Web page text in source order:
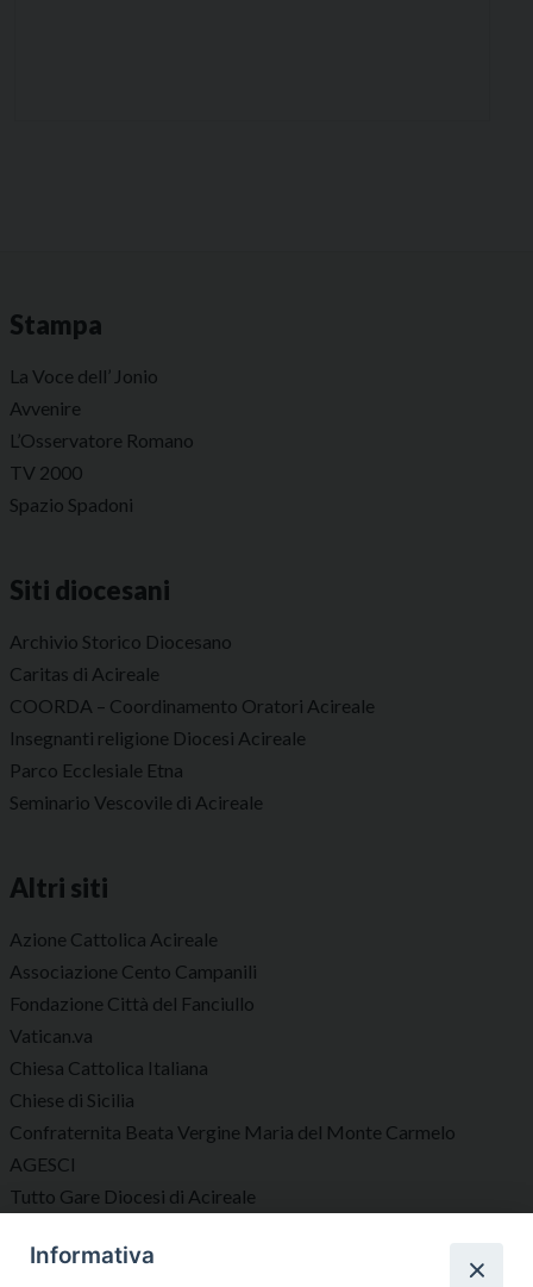
Stampa
La Voce dell’ Jonio
Avvenire
L’Osservatore Romano
TV 2000
Spazio Spadoni
Siti diocesani
Archivio Storico Diocesano
Caritas di Acireale
COORDA – Coordinamento Oratori Acireale
Insegnanti religione Diocesi Acireale
Parco Ecclesiale Etna
Seminario Vescovile di Acireale
Altri siti
Azione Cattolica Acireale
Associazione Cento Campanili
Fondazione Città del Fanciullo
Vatican.va
Chiesa Cattolica Italiana
Chiese di Sicilia
Confraternita Beata Vergine Maria del Monte Carmelo
AGESCI
Tutto Gare Diocesi di Acireale
Informativa